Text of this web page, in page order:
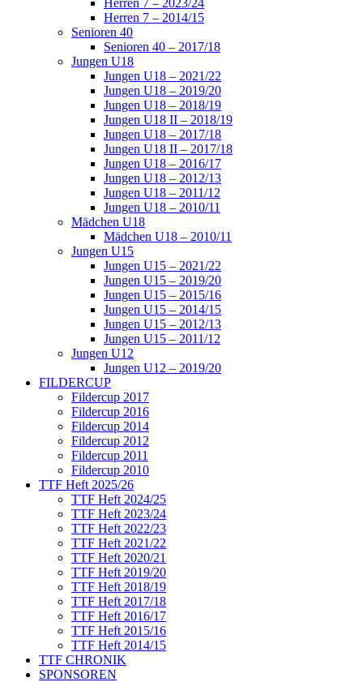
Herren 7 – 2023/24
Herren 7 – 2014/15
Senioren 40
Senioren 40 – 2017/18
Jungen U18
Jungen U18 – 2021/22
Jungen U18 – 2019/20
Jungen U18 – 2018/19
Jungen U18 II – 2018/19
Jungen U18 – 2017/18
Jungen U18 II – 2017/18
Jungen U18 – 2016/17
Jungen U18 – 2012/13
Jungen U18 – 2011/12
Jungen U18 – 2010/11
Mädchen U18
Mädchen U18 – 2010/11
Jungen U15
Jungen U15 – 2021/22
Jungen U15 – 2019/20
Jungen U15 – 2015/16
Jungen U15 – 2014/15
Jungen U15 – 2012/13
Jungen U15 – 2011/12
Jungen U12
Jungen U12 – 2019/20
FILDERCUP
Fildercup 2017
Fildercup 2016
Fildercup 2014
Fildercup 2012
Fildercup 2011
Fildercup 2010
TTF Heft 2025/26
TTF Heft 2024/25
TTF Heft 2023/24
TTF Heft 2022/23
TTF Heft 2021/22
TTF Heft 2020/21
TTF Heft 2019/20
TTF Heft 2018/19
TTF Heft 2017/18
TTF Heft 2016/17
TTF Heft 2015/16
TTF Heft 2014/15
TTF CHRONIK
SPONSOREN